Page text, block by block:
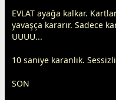
EVLAT ayağa kalkar.
yavaşça kararır. Sadece
UUUU...
10 saniye karanlık.
SON